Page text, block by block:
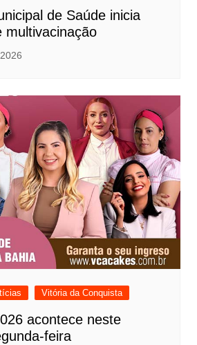
de Saúde inicia
multivacinação
Vitória da Conquista
acontece neste
feira